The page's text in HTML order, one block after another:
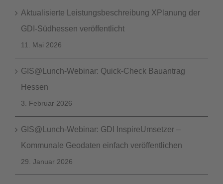
Aktualisierte Leistungsbeschreibung XPlanung der
GDI-Südhessen veröffentlicht
11. Mai 2026
GIS@Lunch-Webinar: Quick-Check Bauantrag
Hessen
3. Februar 2026
GIS@Lunch-Webinar: GDI InspireUmsetzer –
Kommunale Geodaten einfach veröffentlichen
29. Januar 2026